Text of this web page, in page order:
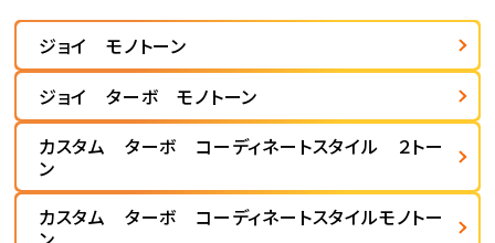
ジョイ モノトーン
ジョイ ターボ モノトーン
カスタム ターボ コーディネートスタイル ２トー
ン
カスタム ターボ コーディネートスタイルモノトー